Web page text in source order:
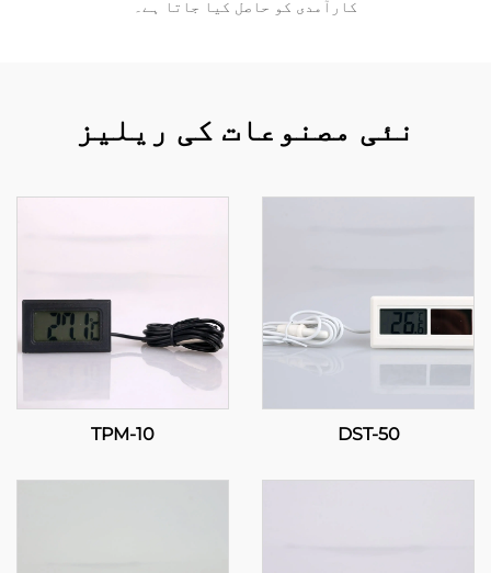
کارآمدی کو حاصل کیا جاتا ہے۔
نئی مصنوعات کی ریلیز
DST-50
TPM-10